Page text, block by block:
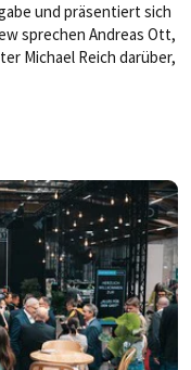
und präsentiert sich
sprechen Andreas Ott,
Michael Reich darüber,
Talente gefördert